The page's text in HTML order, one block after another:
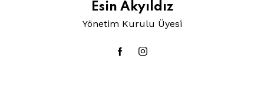
Esin Akyıldız
Yönetim Kurulu Üyesi